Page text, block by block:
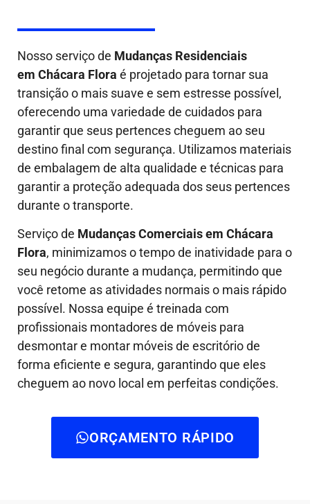
Nosso serviço de Mudanças Residenciais
em Chácara Flora é projetado para tornar sua
transição o mais suave e sem estresse possível,
oferecendo uma variedade de cuidados para
garantir que seus pertences cheguem ao seu
destino final com segurança. Utilizamos materiais
de embalagem de alta qualidade e técnicas para
garantir a proteção adequada dos seus pertences
durante o transporte.
Serviço de Mudanças Comerciais em Chácara
Flora, minimizamos o tempo de inatividade para o
seu negócio durante a mudança, permitindo que
você retome as atividades normais o mais rápido
possível. Nossa equipe é treinada com
profissionais montadores de móveis para
desmontar e montar móveis de escritório de
forma eficiente e segura, garantindo que eles
cheguem ao novo local em perfeitas condições.
ORÇAMENTO RÁPIDO